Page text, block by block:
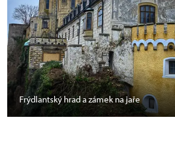
Frýdlantský hrad a zámek na jaře